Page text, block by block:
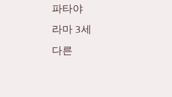
파타야
라마 3세
다른